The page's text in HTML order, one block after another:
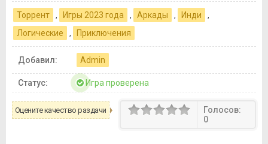
Торрент , Игры 2023 года , Аркады , Инди
,
Логические
, Приключения
Добавил: Admin
Статус: Игра проверена
Оцените качество раздачи
Голосов:
0